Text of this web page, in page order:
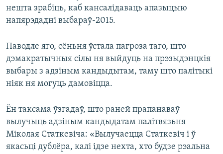
нешта зрабіць, каб кансалідаваць апазыцыю
напярэдадні выбараў-2015.
Паводле яго, сёньня ўстала пагроза таго, што
дэмакратычныя сілы ня выйдуць на прэзыдэнцкія
выбары з адзіным кандыдытам, таму што палітыкі
ніяк ня могуць дамовіцца.
Ён таксама ўзгадаў, што раней прапанаваў
вылучыць адзіным кандыдатам палітвязьня
Міколая Статкевіча: «Вылучаецца Статкевіч і ў
якасьці дублёра, калі ідзе нехта, хто будзе рэальна